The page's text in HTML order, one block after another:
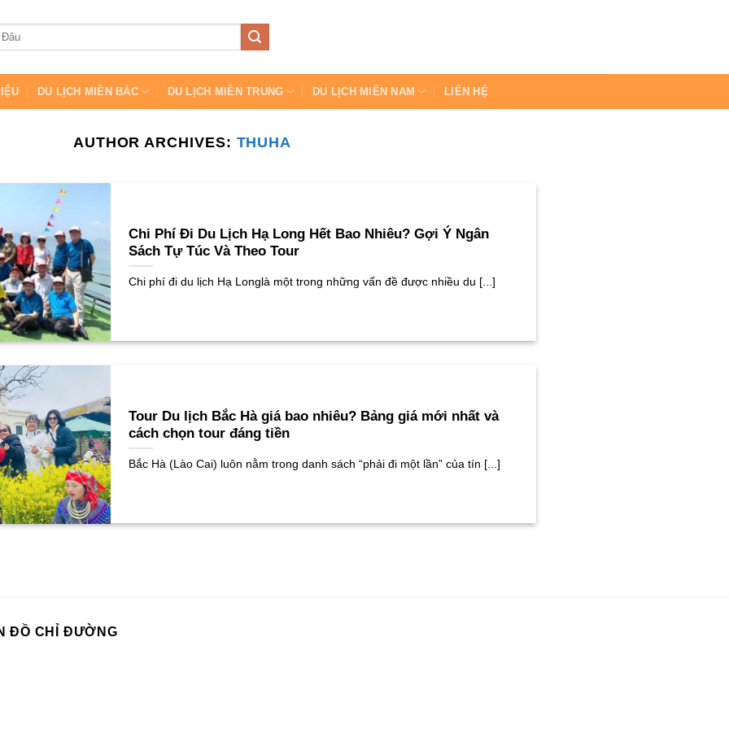
DU LỊCH MIỀN BẮC DU LỊCH MIỀN TRUNG DU LỊCH MIỀN NAM LIÊN HỆ
AUTHOR ARCHIVES: THUHA
Chi Phí Đi Du Lịch Hạ Long Hết Bao Nhiêu? Gợi Ý Ngân
Sách Tự Túc Và Theo Tour
Chi phí đi du lịch Hạ Longlà một trong những vấn đề được nhiều du [...]
Tour Du lịch Bắc Hà giá bao nhiêu? Bảng giá mới nhất và
cách chọn tour đáng tiền
Bắc Hà (Lào Cai) luôn nằm trong danh sách “phải đi một lần” của tín [...]
ĐỒ CHỈ ĐƯỜNG